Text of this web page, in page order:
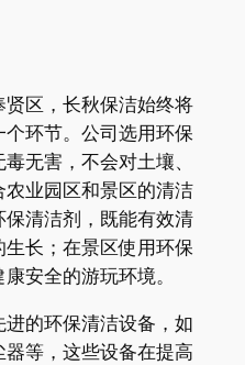
区，长秋保洁始终将
环节。公司选用环保
无害，不会对土壤、
业园区和景区的清洁
清洁剂，既能有效清
长；在景区使用环保
安全的游玩环境。​
的环保清洁设备，如
等，这些设备在提高